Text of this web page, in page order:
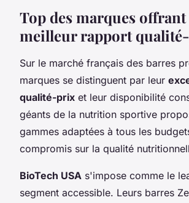
Top des marques offrant
meilleur rapport
Sur le marché français des barres
marques se distinguent par leur
qualité-prix et leur disponibilité
géants de la nutrition sportive
gammes adaptées à tous les
compromis sur la qualité
BioTech USA s'impose comme le
segment accessible. Leurs barres